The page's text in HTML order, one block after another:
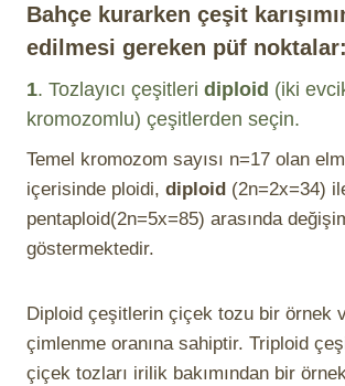
Bahçe kurarken çeşit
edilmesi gereken püf noktalar:
1. Tozlayıcı çeşitleri diploid (iki
kromozomlu) çeşitlerden seçin.
Temel kromozom sayısı n=17 olan
içerisinde ploidi, diploid (2n=2x=34)
pentaploid(2n=5x=85) arasında
göstermektedir.
Diploid çeşitlerin çiçek tozu bir örnek
çimlenme oranına sahiptir. Triploid
çiçek tozları irilik bakımından bir